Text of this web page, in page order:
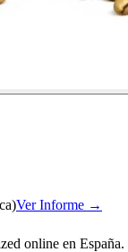
Ver Informe →
online en España.